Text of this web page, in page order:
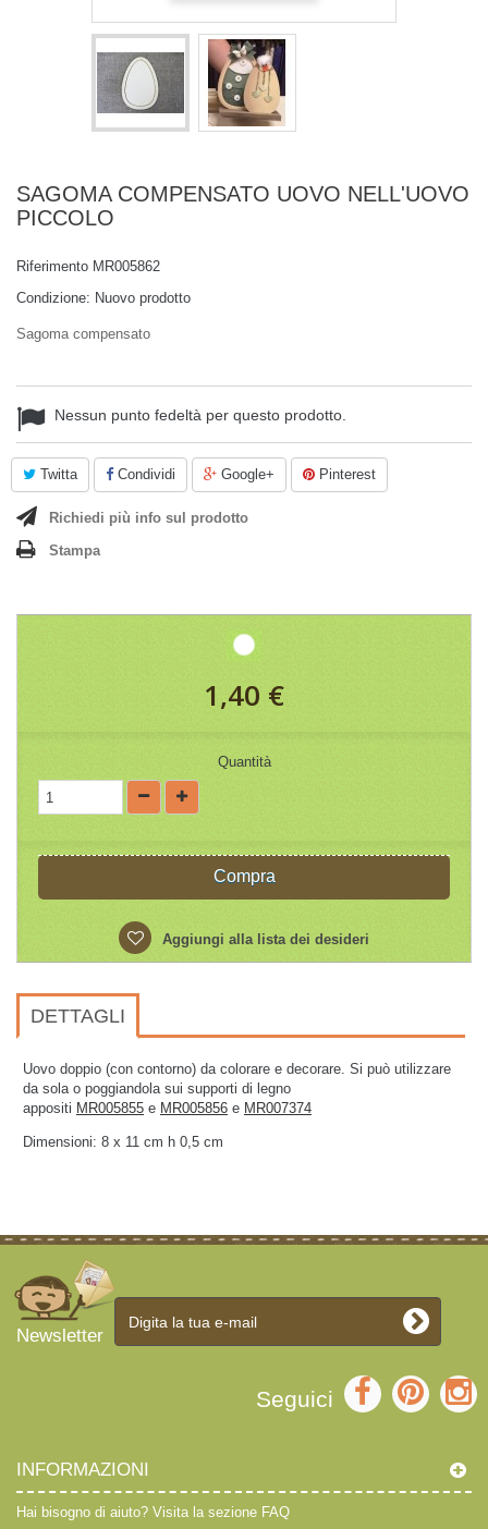
SAGOMA COMPENSATO UOVO NELL'UOVO
PICCOLO
Riferimento MR005862
Condizione: Nuovo prodotto
Sagoma compensato
Nessun punto fedeltà per questo prodotto.
Twitta Condividi Google+ Pinterest
Richiedi più info sul prodotto
Stampa
1,40 €
Quantità
Compra
Aggiungi alla lista dei desideri
DETTAGLI
Uovo doppio (con contorno) da colorare e decorare. Si può utilizzare
da sola o poggiandola sui supporti di legno
appositi MR005855 e MR005856 e MR007374
Dimensioni: 8 x 11 cm h 0,5 cm
Newsletter
Seguici
INFORMAZIONI
Hai bisogno di aiuto? Visita la sezione FAQ